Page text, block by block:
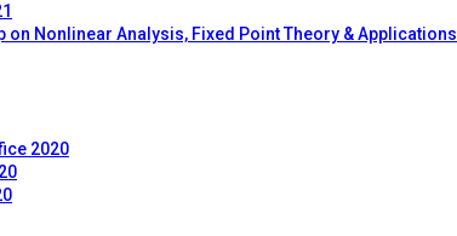
on Nonlinear Analysis, Fixed Point Theory & Applications
2020